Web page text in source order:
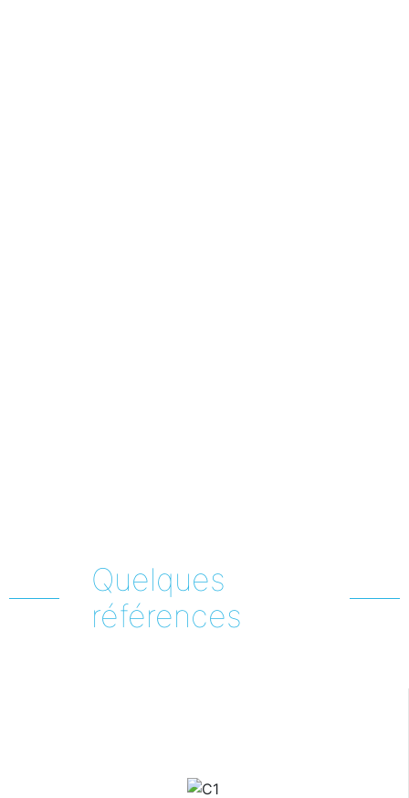
Quelques
références